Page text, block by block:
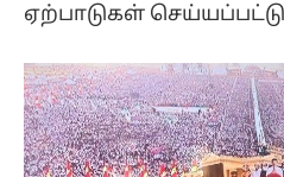
ஏற்பாடுகள்